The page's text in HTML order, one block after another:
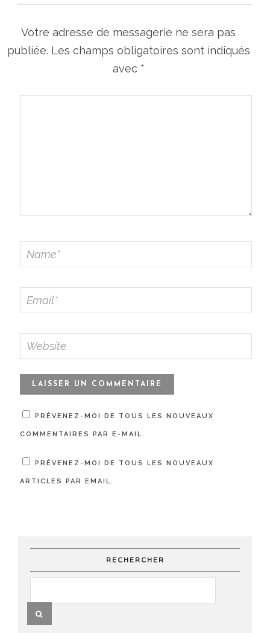
Votre adresse de messagerie ne sera pas
publiée. Les champs obligatoires sont indiqués
avec *
PRÉVENEZ-MOI DE TOUS LES NOUVEAUX
COMMENTAIRES PAR E-MAIL.
PRÉVENEZ-MOI DE TOUS LES NOUVEAUX
ARTICLES PAR EMAIL.
RECHERCHER